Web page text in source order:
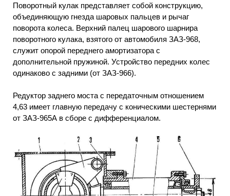
Поворотный кулак представляет собой конструкцию,
объединяющую гнезда шаровых пальцев и рычаг
поворота колеса. Верхний палец шарового шарнира
поворотного кулака, взятого от автомобиля ЗАЗ-968,
служит опорой переднего амортизатора с
дополнительной пружиной. Устройство передних колес
одинаково с задними (от ЗАЗ-966).
Редуктор заднего моста с передаточным отношением
4,63 имеет главную передачу с коническими шестернями
от ЗАЗ-965А в сборе с дифференциалом.